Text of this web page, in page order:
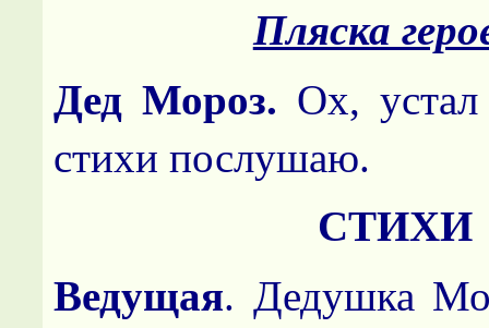
Пляска
Дед Мороз. Ох,
стихи послушаю.
СТИХИ
Ведущая. Дедушка